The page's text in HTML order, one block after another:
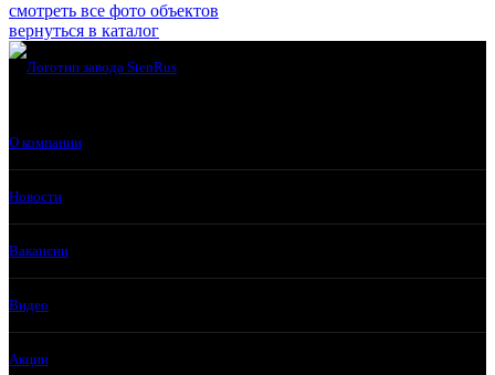
смотреть все фото объектов
вернуться в каталог
О компании
Новости
Вакансии
Видео
Акции